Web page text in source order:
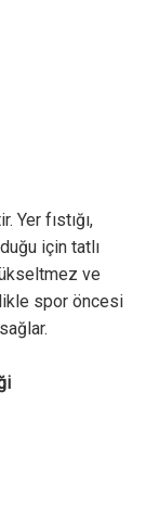
Yer fıstığı,
için tatlı
ve
spor öncesi